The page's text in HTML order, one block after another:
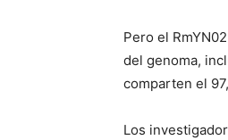
Pero el
del genoma,
comparten el
Los